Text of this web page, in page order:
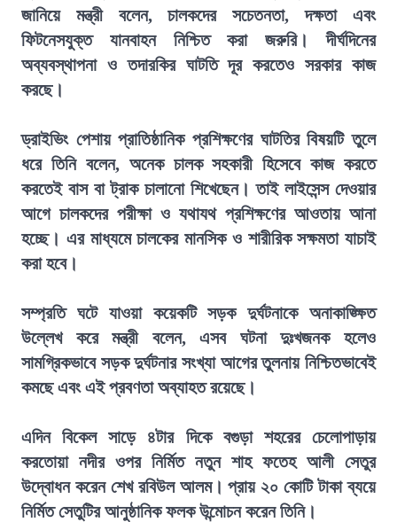
জানিয়ে মন্ত্রী বলেন, চালকদের সচেতনতা, দক্ষতা এবং
ফিটনেসযুক্ত যানবাহন নিশ্চিত করা জরুরি। দীর্ঘদিনের
অব্যবস্থাপনা ও তদারকির ঘাটতি দূর করতেও সরকার কাজ
করছে।
ড্রাইভিং পেশায় প্রাতিষ্ঠানিক প্রশিক্ষণের ঘাটতির বিষয়টি তুলে
ধরে তিনি বলেন, অনেক চালক সহকারী হিসেবে কাজ করতে
করতেই বাস বা ট্রাক চালানো শিখেছেন। তাই লাইসেন্স দেওয়ার
আগে চালকদের পরীক্ষা ও যথাযথ প্রশিক্ষণের আওতায় আনা
হচ্ছে। এর মাধ্যমে চালকের মানসিক ও শারীরিক সক্ষমতা যাচাই
করা হবে।
সম্প্রতি ঘটে যাওয়া কয়েকটি সড়ক দুর্ঘটনাকে অনাকাঙ্ক্ষিত
উল্লেখ করে মন্ত্রী বলেন, এসব ঘটনা দুঃখজনক হলেও
সামগ্রিকভাবে সড়ক দুর্ঘটনার সংখ্যা আগের তুলনায় নিশ্চিতভাবেই
কমছে এবং এই প্রবণতা অব্যাহত রয়েছে।
এদিন বিকেল সাড়ে ৪টার দিকে বগুড়া শহরের চেলোপাড়ায়
করতোয়া নদীর ওপর নির্মিত নতুন শাহ ফতেহ আলী সেতুর
উদ্বোধন করেন শেখ রবিউল আলম। প্রায় ২০ কোটি টাকা ব্যয়ে
নির্মিত সেতুটির আনুষ্ঠানিক ফলক উন্মোচন করেন তিনি।